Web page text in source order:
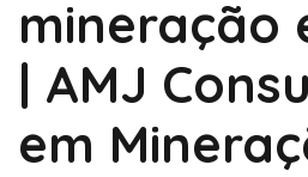
mineração
| AMJ
em